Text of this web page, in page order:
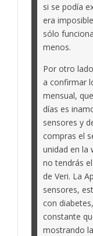
si se podía
era
sólo
menos.
Por otro
a confirmar
mensual,
días es
sensores y
compras el
unidad en la
no tendrás
de Veri. La
sensores,
con
constante
mostrando